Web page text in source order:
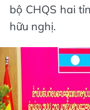
bộ CHQS hai
hữu nghị.